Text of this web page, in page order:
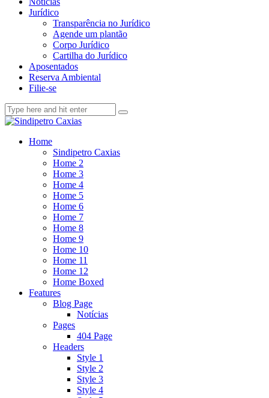
Jurídico
Transparência no Jurídico
Agende um plantão
Corpo Jurídico
Cartilha do Jurídico
Aposentados
Reserva Ambiental
Filie-se
Home
Sindipetro Caxias
Home 2
Home 3
Home 4
Home 5
Home 6
Home 7
Home 8
Home 9
Home 10
Home 11
Home 12
Home Boxed
Features
Blog Page
Notícias
Pages
404 Page
Headers
Style 1
Style 2
Style 3
Style 4